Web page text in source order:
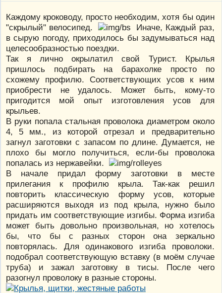
Каждому кроководу, просто необходим, хотя бы один
"скрылый" велосипед.
Иначе, Каждый раз,
в сырую погоду, приходилось бы задумываться над
целесообразностью поездки.
Так я лично окрылатил свой Турист. Крылья
пришлось подбирать на барахолке просто по
схожему профилю. Соответствующих усов к ним
приобрести не удалось. Может быть, кому-то
пригодится мой опыт изготовления усов для
крыльев.
В руки попала стальная проволока диаметром около
4, 5 мм., из которой отрезал и предварительно
загнул заготовки с запасом по длине. Думается, не
плохо бы могло получиться, если-бы проволока
попалась из нержавейки.
В начале придал форму заготовки в месте
прилегания к профилю крыла. Так-как решил
повторить классическую форму усов, которые
расширяются выходя из под крыла, нужно было
придать им соответствующие изгибы. Форма изгиба
может быть довольно произвольная, но хотелось
бы, что бы с разных сторон она зеркально
повторялась. Для одинакового изгиба проволоки.
подобрал соответствующую вставку (в моём случае
труба) и зажал заготовку в тисы. После чего
разогнул проволоку в разные стороны.